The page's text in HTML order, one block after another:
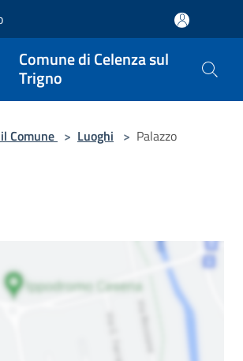
Comune di Celenza sul
Trigno
Comune > Luoghi > Palazzo